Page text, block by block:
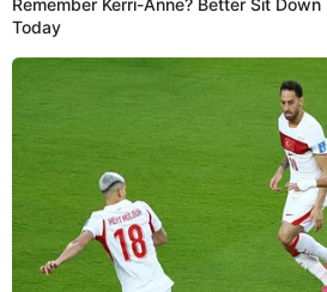
Ali defiende a Lizbeth
bronca con Isaac y
integrantes
Ali, ex deLizbeth Rodríguez
se
los chicos y Jay salió al frente